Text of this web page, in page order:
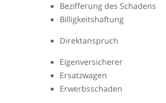
Bezifferung des Schadens
Billigkeitshaftung
Direktanspruch
Eigenversicherer
Ersatzwagen
Erwerbsschaden